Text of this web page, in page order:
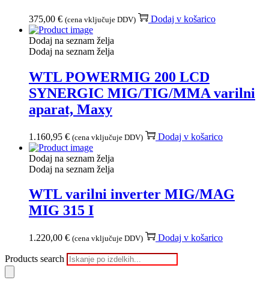
375,00 € (cena vključuje DDV) Dodaj v košarico
Dodaj na seznam želja
Dodaj na seznam želja
WTL POWERMIG 200 LCD
SYNERGIC MIG/TIG/MMA varilni
aparat, Maxy
1.160,95 € (cena vključuje DDV) Dodaj v košarico
Dodaj na seznam želja
Dodaj na seznam želja
WTL varilni inverter MIG/MAG
MIG 315 I
1.220,00 € (cena vključuje DDV) Dodaj v košarico
Products search